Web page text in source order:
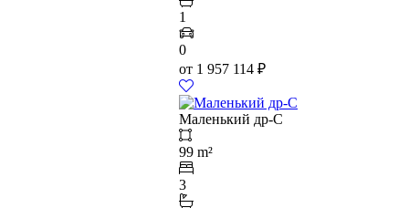
1
0
от 1 957 114 ₽
Маленький др-С
99 m²
3